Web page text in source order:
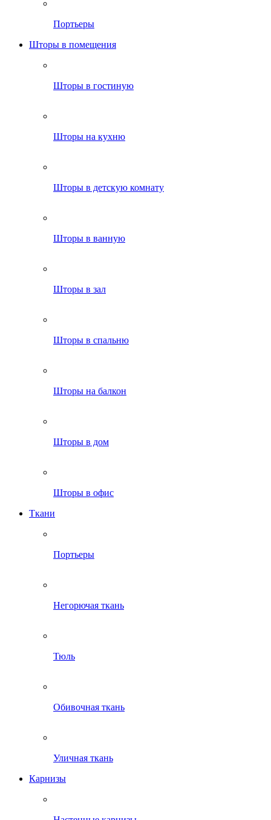
Портьеры
Шторы в помещения
Шторы в гостиную
Шторы на кухню
Шторы в детскую комнату
Шторы в ванную
Шторы в зал
Шторы в спальню
Шторы на балкон
Шторы в дом
Шторы в офис
Ткани
Портьеры
Негорючая ткань
Тюль
Обивочная ткань
Уличная ткань
Карнизы